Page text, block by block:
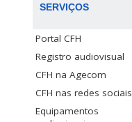
SERVIÇOS
Portal CFH
Registro audiovisual
CFH na Agecom
CFH nas redes sociais
Equipamentos